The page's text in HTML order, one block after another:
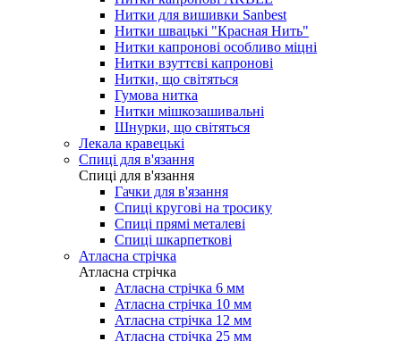
Нитки для вишивки Sanbest
Нитки швацькі "Красная Нить"
Нитки капронові особливо міцні
Нитки взуттєві капронові
Нитки, що світяться
Гумова нитка
Нитки мішкозашивальні
Шнурки, що світяться
Лекала кравецькі
Cпиці для в'язання
Cпиці для в'язання
Гачки для в'язання
Спиці кругові на тросику
Спиці прямі металеві
Спиці шкарпеткові
Атласна стрічка
Атласна стрічка
Атласна стрічка 6 мм
Атласна стрічка 10 мм
Атласна стрічка 12 мм
Атласна стрічка 25 мм